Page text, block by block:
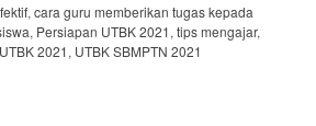
, cara guru memberikan tugas kepada
, Persiapan UTBK 2021, tips mengajar,
UTBK 2021, UTBK SBMPTN 2021